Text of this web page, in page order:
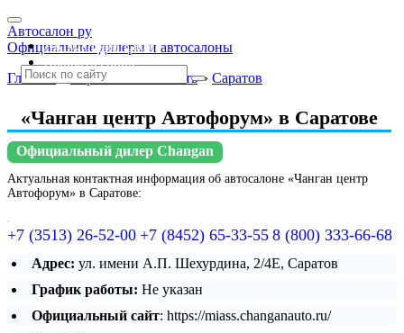
Автосалон ру
Официальные дилеры и автосалоны
Автосалоны Lada
Выбрать город
Главная » Саратовская область » Саратов
«Чанган центр Автофорум» в Саратове
Официальный дилер Changan
Актуальная контактная информация об автосалоне «Чанган центр
Автофорум» в Саратове:
+7 (3513) 26-52-00 +7 (8452) 65-33-55 8 (800) 333-66-68
Адрес: ул. имени А.П. Шехурдина, 2/4Е, Саратов
График работы: Не указан
Официальный сайт: https://miass.changanauto.ru/